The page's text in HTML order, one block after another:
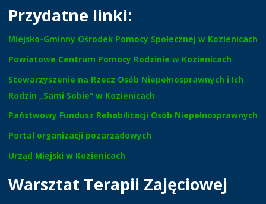
Przydatne linki:
Miejsko-Gminny Ośrodek Pomocy Społecznej w Kozienicach
Powiatowe Centrum Pomocy Rodzinie w Kozienicach
Stowarzyszenie na Rzecz Osób Niepełnosprawnych i Ich
Rodzin „Sami Sobie” w Kozienicach
Państwowy Fundusz Rehabilitacji Osób Niepełnosprawnych
Portal organizacji pozarządowych
Urząd Miejski w Kozienicach
Warsztat Terapii Zajęciowej